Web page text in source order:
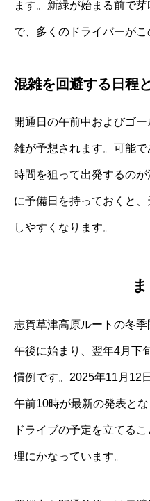
ます。新緑が始まる前で
で、多くのドライバーがこ
混雑を回避する日程
開通日の午前中およびゴ
雑が予想されます。可能
時間を狙って出発するの
に予備日を持っておくと
しやすくなります。
志賀草津高原ルートの冬
午後に始まり、翌年4月下
慣例です。2025年11月12
午前10時が最新の発表と
ドライブの予定を立てる
理にかなっています。